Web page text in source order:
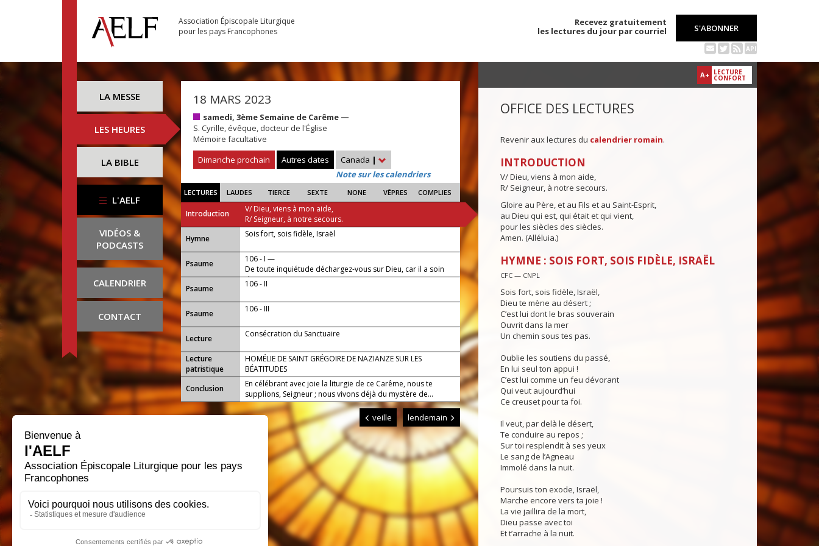
Association Épiscopale Liturgique
pour les pays Francophones
Recevez gratuitement
les lectures du jour par courriel
S'ABONNER
API
LA MESSE
LES HEURES
LA BIBLE
L'AELF
VIDÉOS &
PODCASTS
CALENDRIER
CONTACT
18 MARS 2023
samedi, 3ème Semaine de Carême —
S. Cyrille, évêque, docteur de l'Église
Mémoire facultative
Dimanche prochain
Autres dates Canada |
Note sur les calendriers
LECTURES LAUDES TIERCE SEXTE NONE VÊPRES COMPLIES
Introduction
V/ Dieu, viens à mon aide,
R/ Seigneur, à notre secours.
...
Hymne Sois fort, sois fidèle, Israël
Psaume
106 - I —
De toute inquiétude déchargez-vous sur Dieu, car il a soin
de vous.
Psaume
106 - II
Psaume 106 - III
Lecture Consécration du Sanctuaire
Lecture
patristique
HOMÉLIE DE SAINT GRÉGOIRE DE NAZIANZE SUR LES
BÉATITUDES
Conclusion
En célébrant avec joie la liturgie de ce Carême, nous te
supplions, Seigneur ; nous vivons déjà du mystère de...
veille lendemain
A+ LECTURE
CONFORT
OFFICE DES LECTURES
Revenir aux lectures du calendrier romain.
INTRODUCTION
V/ Dieu, viens à mon aide,
R/ Seigneur, à notre secours.
Gloire au Père, et au Fils et au Saint-Esprit,
au Dieu qui est, qui était et qui vient,
pour les siècles des siècles.
Amen. (Alléluia.)
HYMNE : SOIS FORT, SOIS FIDÈLE, ISRAËL
CFC — CNPL
Sois fort, sois fidèle, Israël,
Dieu te mène au désert ;
C’est lui dont le bras souverain
Ouvrit dans la mer
Un chemin sous tes pas.
Oublie les soutiens du passé,
En lui seul ton appui !
C’est lui comme un feu dévorant
Qui veut aujourd’hui
Ce creuset pour ta foi.
Il veut, par delà le désert,
Te conduire au repos ;
Sur toi resplendit à ses yeux
Le sang de l’Agneau
Immolé dans la nuit.
Poursuis ton exode, Israël,
Marche encore vers ta joie !
La vie jaillira de la mort,
Dieu passe avec toi
Et t’arrache à la nuit.